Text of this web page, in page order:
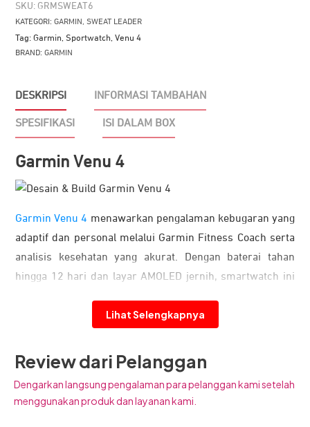
SKU: GRMSWEAT6
KATEGORI: GARMIN, SWEAT LEADER
Tag: Garmin Sportwatch Venu 4
BRAND: GARMIN
DESKRIPSI INFORMASI TAMBAHAN
SPESIFIKASI ISI DALAM BOX
Garmin Venu 4
Garmin Venu 4 menawarkan pengalaman kebugaran yang
adaptif dan personal melalui Garmin Fitness Coach serta
analisis kesehatan yang akurat. Dengan baterai tahan
hingga 12 hari dan layar AMOLED jernih, smartwatch ini
sehat sesuai konsep “Health That Fits You
Lihat Selengkapnya
Review dari Pelanggan
Dengarkan langsung pengalaman para pelanggan kami setelah
menggunakan produk dan layanan kami.